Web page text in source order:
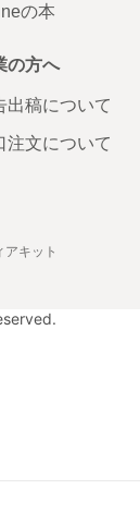
の本
の方へ
出稿について
注文について
アキット